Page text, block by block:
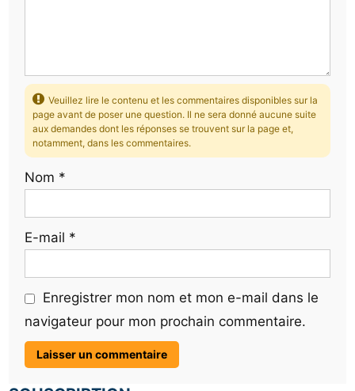
Veuillez lire le contenu et les commentaires disponibles sur la
page avant de poser une question. Il ne sera donné aucune suite
aux demandes dont les réponses se trouvent sur la page et,
notamment, dans les commentaires.
Nom *
E-mail *
Enregistrer mon nom et mon e-mail dans le
navigateur pour mon prochain commentaire.